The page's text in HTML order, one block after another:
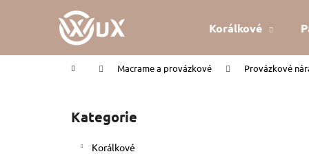
Korálkové
Domů Macrame a provázkové Provázkové
Přeskočit
kategorie
Kategorie
Korálkové
í
Zpět
do
Zpět
do